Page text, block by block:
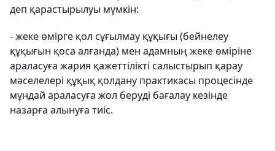
деп қарастырылуы мүмкін:
- жеке өмірге қол сұғылмау құқығы (бейнелеу
құқығын қоса алғанда) мен адамның жеке өміріне
араласуға жария қажеттілікті салыстырып қарау
мәселелері құқық қолдану практикасы процесінде
мұндай араласуға жол беруді бағалау кезінде
назарға алынуға тиіс.